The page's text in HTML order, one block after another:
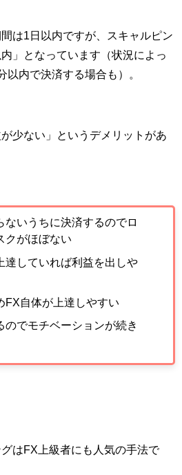
は1 日以内ですが、スキャルピン
」となっています（状況によっ
以内で決済する場合も）。
少ない」というデメリットがあ
ないうちに決済するのでロ
クがほぼない
達していれば利益を出しや
FX自体が上達しやすい
のでモチベーションが続き
はFX 上級者にも人気の手法で